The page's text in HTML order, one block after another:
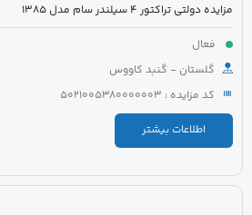
مزایده دولتی تراکتور 4 سیلندر سام مدل 1385
فعال
گلستان - گنبد کاووس
کد مزایده : 5021005380000003
اطلاعات بیشتر